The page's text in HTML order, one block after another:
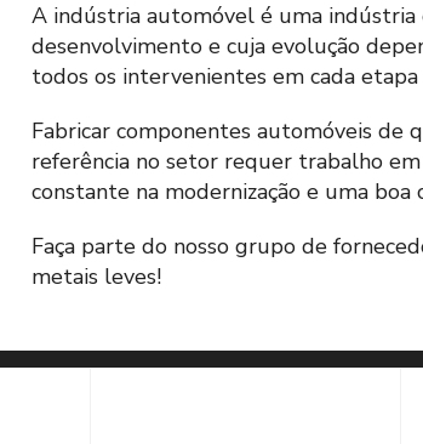
A indústria automóvel é uma indústria
desenvolvimento e cuja evolução
todos os intervenientes em cada
Fabricar componentes automóveis de
referência no setor requer trabalho
constante na modernização e uma boa
Faça parte do nosso grupo de
metais leves!